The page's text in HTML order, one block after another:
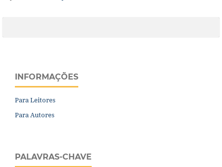
INFORMAÇÕES
Para Leitores
Para Autores
PALAVRAS-CHAVE